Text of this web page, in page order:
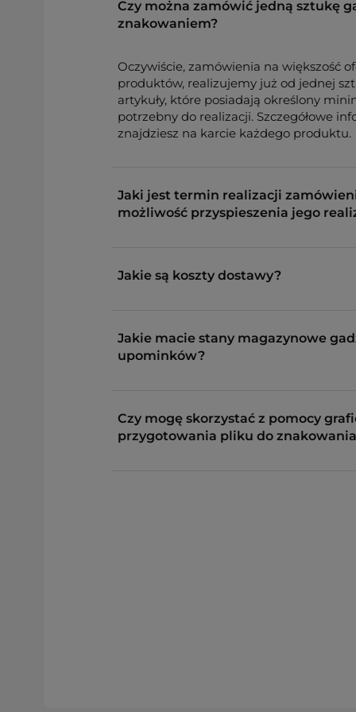
Czy można zamówić jedną sztukę
znakowaniem?
Oczywiście, zamówienia na większość
produktów, realizujemy już od jednej
artykuły, które posiadają określony
potrzebny do realizacji. Szczegółowe
znajdziesz na karcie każdego produktu.
Jaki jest termin realizacji
możliwość przyspieszenia jego
Jakie są koszty dostawy?
Jakie macie stany magazynowe
upominków?
Czy mogę skorzystać z pomocy
przygotowania pliku do